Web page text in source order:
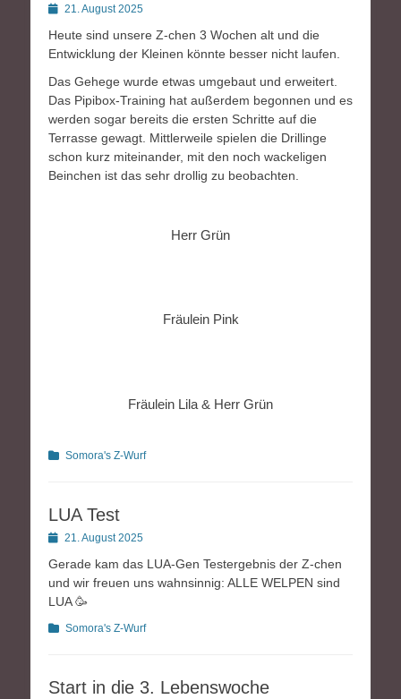
Posted21. August 2025
Heute sind unsere Z-chen 3 Wochen alt und die
Entwicklung der Kleinen könnte besser nicht laufen.
Das Gehege wurde etwas umgebaut und erweitert.
Das Pipibox-Training hat außerdem begonnen und es
werden sogar bereits die ersten Schritte auf die
Terrasse gewagt. Mittlerweile spielen die Drillinge
schon kurz miteinander, mit den noch wackeligen
Beinchen ist das sehr drollig zu beobachten.
Herr Grün
Fräulein Pink
Fräulein Lila & Herr Grün
Kategorien
Somora's Z-Wurf
LUA Test
Posted21. August 2025
Gerade kam das LUA-Gen Testergebnis der Z-chen
und wir freuen uns wahnsinnig: ALLE WELPEN sind
LUA 🥳
Kategorien
Somora's Z-Wurf
Start in die 3. Lebenswoche